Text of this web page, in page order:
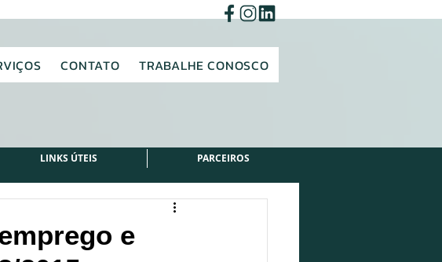
CONTATO TRABALHE CONOSCO
LINKS ÚTEIS PARCEIROS
e